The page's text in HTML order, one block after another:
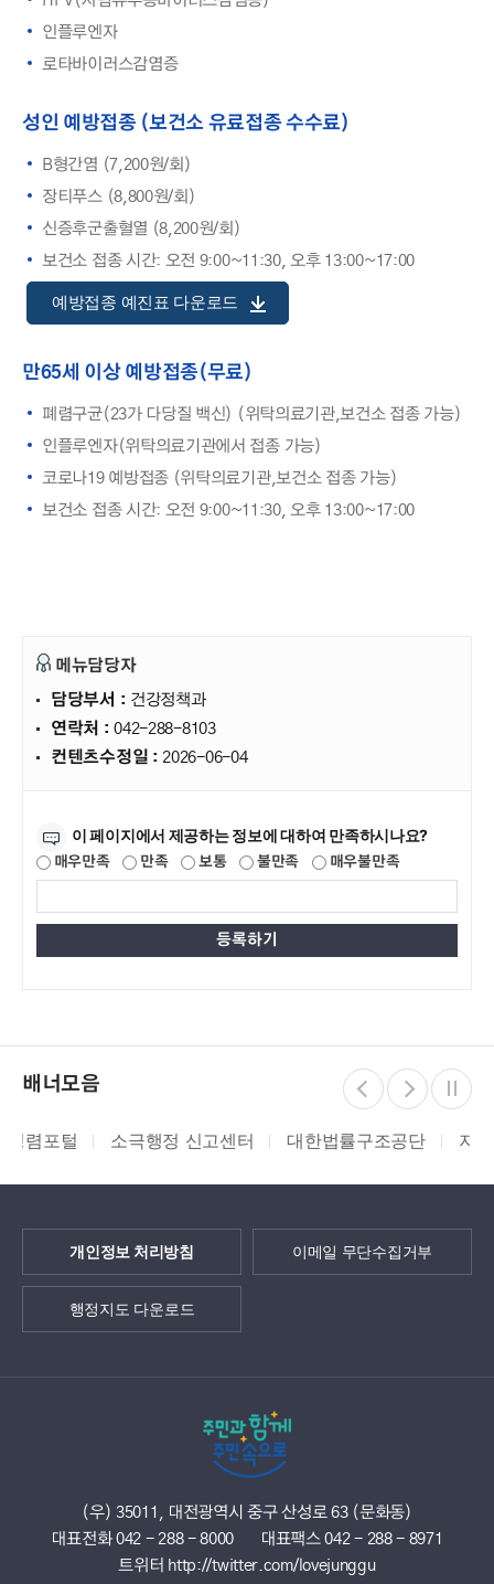
인플루엔자
로타바이러스감염증
성인 예방접종 (보건소 유료접종 수수료)
B형간염 (7,200원/회)
장티푸스 (8,800원/회)
신증후군출혈열 (8,200원/회)
보건소 접종 시간: 오전 9:00~11:30, 오후 13:00~17:00
예방접종 예진표 다운로드
만65세 이상 예방접종(무료)
폐렴구균(23가 다당질 백신) (위탁의료기관,보건소 접종 가능)
인플루엔자(위탁의료기관에서 접종 가능)
코로나19 예방접종 (위탁의료기관,보건소 접종 가능)
보건소 접종 시간: 오전 9:00~11:30, 오후 13:00~17:00
메뉴담당자
담당부서 : 건강정책과
연락처 :042-288-8103
컨텐츠수정일 : 2026-06-04
이 페이지에서 제공하는 정보에 대하여 만족하시나요?
매우만족 만족 보통 불만족 매우불만족
배너모음
소극행정 신고센터 대한법률구조공단 지적측량바로
개인정보 처리방침 이메일 무단수집거부
행정지도 다운로드
(우) 35011, 대전광역시 중구 산성로 63 (문화동)
대표전화 042 - 288 - 8000
대표팩스 042 - 288 - 8971
트위터 http://twitter.com/lovejunggu